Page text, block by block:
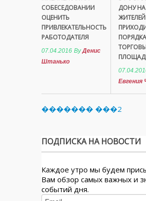
СОБЕСЕДОВАНИИ
ОЦЕНИТЬ
ПРИВЛЕКАТЕЛЬНОСТЬ
РАБОТОДАТЕЛЯ
07.04.2016 ByДенис
Штанько
ДОНУ НА
ЖИТЕЛЕЙ
Евгения
������� ���2
ПОДПИСКА НА НОВОСТИ
Каждое утро мы будем
Вам обзор самых важных и
событий дня.